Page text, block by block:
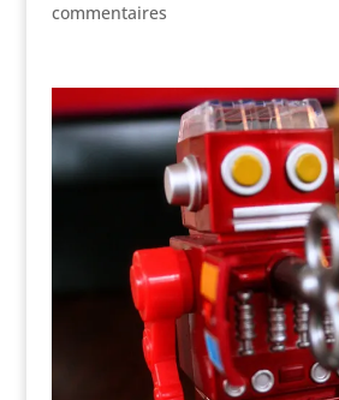
commentaires